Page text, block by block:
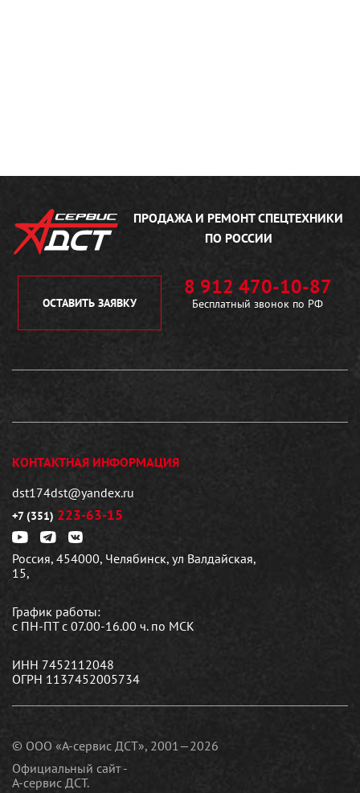
ПРОДАЖА И РЕМОНТСПЕЦТЕХНИКИ
ПО РОССИИ
ОСТАВИТЬ ЗАЯВКУ
8 912 470-10-87
Бесплатный звонок по РФ
КОНТАКТНАЯ ИНФОРМАЦИЯ
dst174dst@yandex.ru
+7 (351) 223-63-15
Россия, 454000, Челябинск, ул Валдайская,
15,
График работы:
с ПН-ПТ с 07.00-16.00 ч. по МСК
ИНН 7452112048
ОГРН 1137452005734
© ООО «А-сервис ДСТ», 2001—2026
Официальный сайт -
А-сервис ДСТ.